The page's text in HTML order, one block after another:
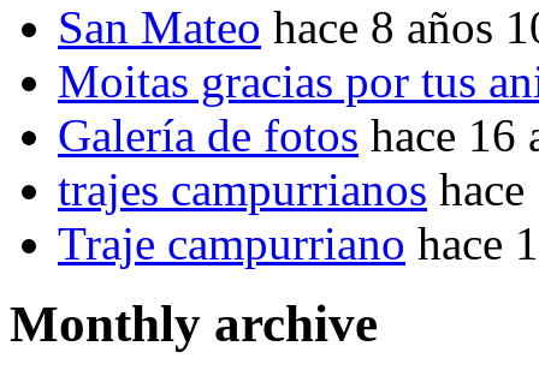
San Mateo hace 8 años
Moitas gracias por tus
Galería de fotos hace 16
trajes campurrianos
Traje campurriano hace
Monthly archive